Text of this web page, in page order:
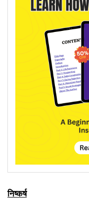
निष्कर्ष